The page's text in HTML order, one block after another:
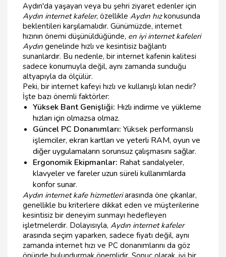
Aydın'da yaşayan veya bu şehri ziyaret edenler için
Aydın internet kafeler, özellikle Aydın hızkonusunda
beklentileri karşılamalıdır. Günümüzde, internet
hızının önemi düşünüldüğünde, en iyi internet kafeleri
Aydın genelinde hızlı ve kesintisiz bağlantı
sunanlardır. Bu nedenle, bir internet kafenin kalitesi
sadece konumuyla değil, aynı zamanda sunduğu
altyapıyla da ölçülür.
Peki, bir internet kafeyi hızlı ve kullanışlı kılan nedir?
İşte bazı önemli faktörler:
Yüksek Bant Genişliği: Hızlı indirme ve yükleme
hızları için olmazsa olmaz.
Güncel PC Donanımları: Yüksek performanslı
işlemciler, ekran kartları ve yeterli RAM, oyun ve
diğer uygulamaların sorunsuz çalışmasını sağlar.
Ergonomik Ekipmanlar: Rahat sandalyeler,
klavyeler ve fareler uzun süreli kullanımlarda
konfor sunar.
Aydın internet kafe hizmetleriarasında öne çıkanlar,
genellikle bu kriterlere dikkat eden ve müşterilerine
kesintisiz bir deneyim sunmayı hedefleyen
işletmelerdir. Dolayısıyla, Aydın internet kafeler
arasında seçim yaparken, sadece fiyatı değil, aynı
zamanda internet hızı ve PC donanımlarını da göz